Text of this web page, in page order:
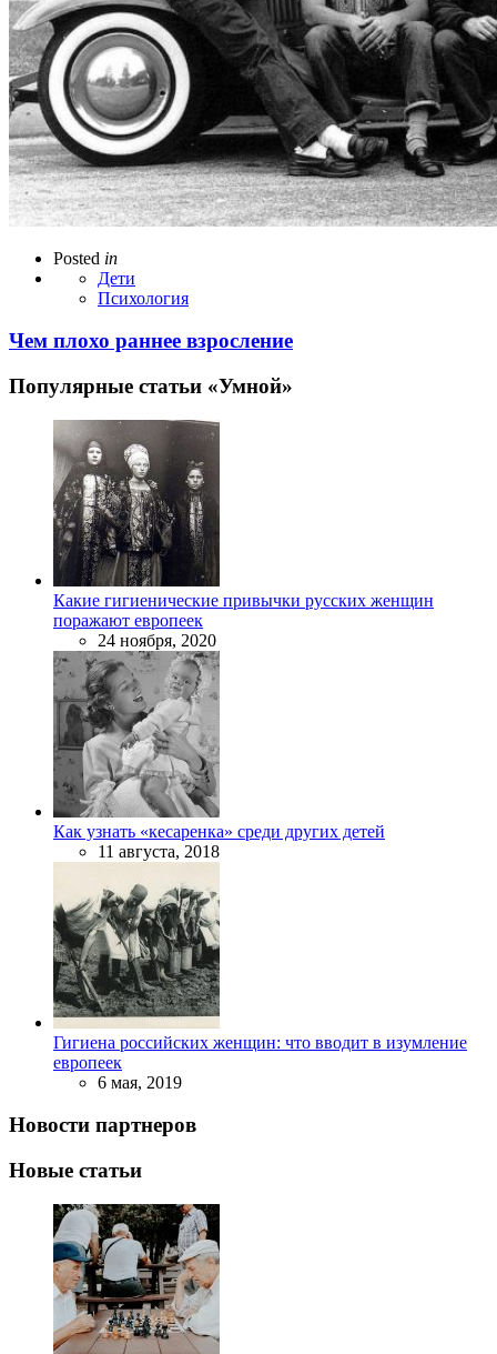
Posted in
Дети
Психология
Чем плохо раннее взросление
Популярные статьи «Умной»
Какие гигиенические привычки русских женщин
поражают европеек
24 ноября, 2020
Как узнать «кесаренка» среди других детей
11 августа, 2018
Гигиена российских женщин: что вводит в изумление
европеек
6 мая, 2019
Новости партнеров
Новые статьи